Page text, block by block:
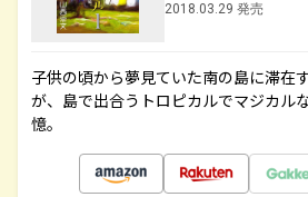
2018.03.29 発売
子供の頃から夢見ていた南の島に滞在
が、島で出合うトロピカルでマジカル
憶。